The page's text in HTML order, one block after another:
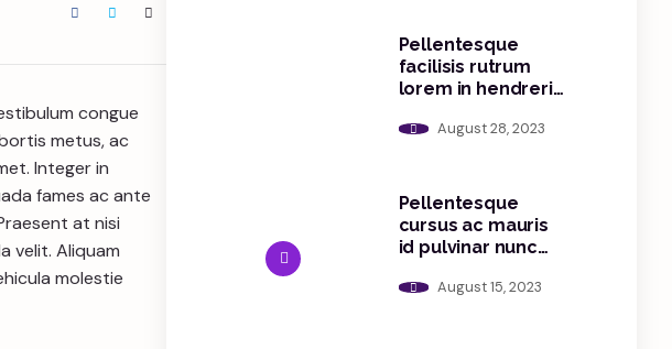
congue
metus, ac
Integer in
fames ac ante
at nisi
velit. Aliquam
molestie
Pellentesque
facilisis rutrum
lorem in hendrerit
August 28, 2023
Pellentesque
cursus ac mauris
id pulvinar nunc
August 15, 2023